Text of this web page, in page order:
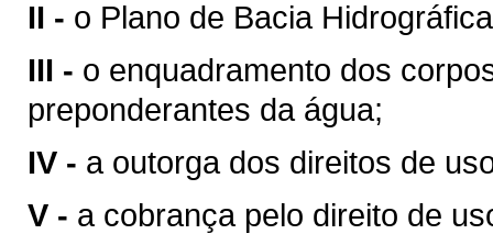
II - o Plano de Bacia
III - o enquadramento dos
preponderantes da água;
IV - a outorga dos direitos de
V - a cobrança pelo direito de